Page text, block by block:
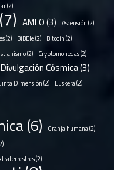
(2)
(7) AMLO(3) Ascensión(2)
(2) BiBEle(2) Bitcoin(2)
(2) Cryptomonedas(2)
Divulgación Cósmica(3)
Dimensión(2) Euskera(2)
(6) Granja humana(2)
(2)